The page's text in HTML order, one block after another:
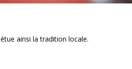
ainsi la tradition locale.